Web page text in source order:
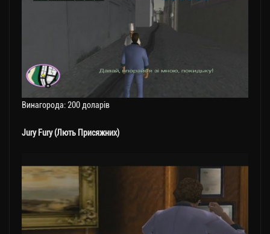
Винагорода: 200 доларів
Jury Fury (Лють Присяжних)